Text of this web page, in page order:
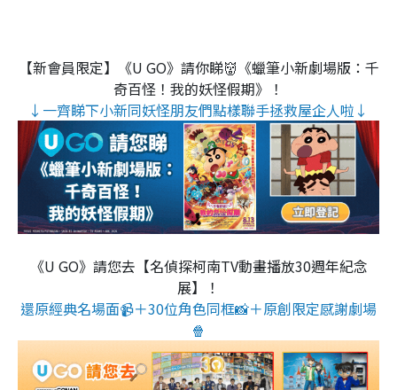
【新會員限定】《U GO》請你睇👹《蠟筆小新劇場版：千
奇百怪！我的妖怪假期》！
↓一齊睇下小新同妖怪朋友們點樣聯手拯救屋企人啦↓
《U GO》請您去【名偵探柯南TV動畫播放30週年紀念
展】！
還原經典名場面📹＋30位角色同框📸＋原創限定感謝劇場
🍿